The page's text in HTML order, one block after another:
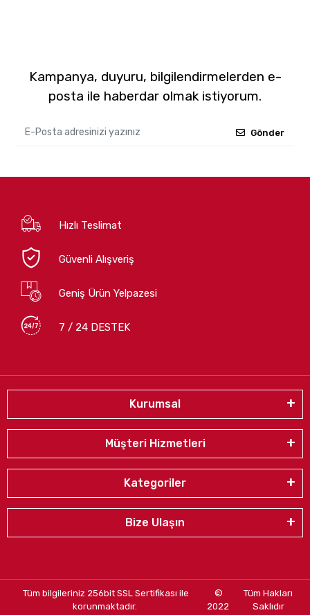
Kampanya, duyuru, bilgilendirmelerden e-
posta ile haberdar olmak istiyorum.
Gönder
Hızlı Teslimat
Güvenli Alışveriş
Geniş Ürün Yelpazesi
7 / 24 DESTEK
Kurumsal
Müşteri Hizmetleri
Kategoriler
Bize Ulaşın
Tüm bilgileriniz 256bit SSL Sertifikası ile
korunmaktadır.
©
2022
Tüm Hakları
Saklıdır